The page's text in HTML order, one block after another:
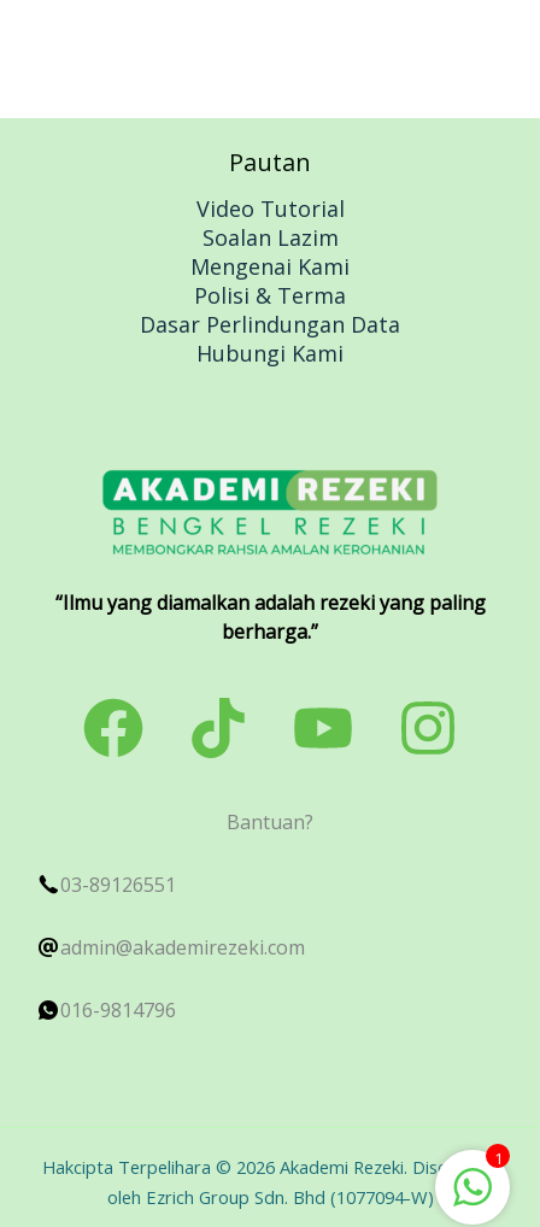
Pautan
Video Tutorial
Soalan Lazim
Mengenai Kami
Polisi & Terma
Dasar Perlindungan Data
Hubungi Kami
“Ilmu yang diamalkan adalah rezeki yang paling
berharga.”
Bantuan?
03-89126551
admin@akademirezeki.com
016-9814796
Hakcipta Terpelihara © 2026 Akademi Rezeki. Disediakan
oleh Ezrich Group Sdn. Bhd (1077094-W)
1